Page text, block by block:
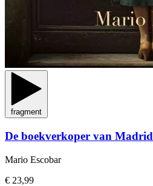
fragment
De boekverkoper van Madrid
Mario Escobar
€ 23,99